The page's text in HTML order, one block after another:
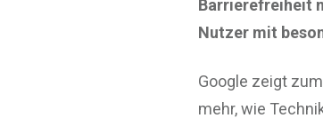
Barrierefreiheit
Nutzer mit
Google zeigt
mehr, wie